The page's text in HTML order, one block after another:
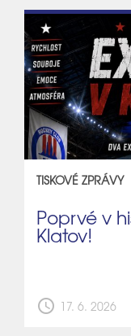
TISKOVÉ ZPRÁVY
Poprvé v
Klatov!
schedule 17. 6. 2026